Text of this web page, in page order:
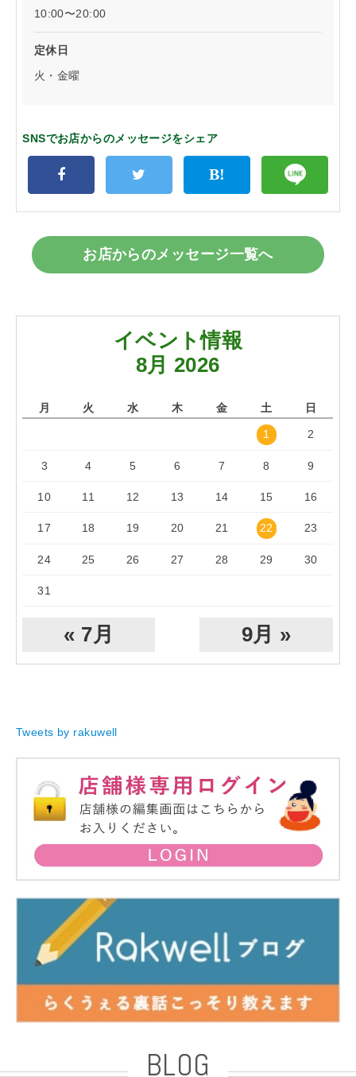
10:00〜20:00
定休日
火・金曜
SNSでお店からのメッセージをシェア
お店からのメッセージ一覧へ
イベント情報
8月 2026
月 火 水 木 金 土 日
1 2
3 4 5 6 7 8 9
10 11 12 13 14 15 16
17 18 19 20 21 22 23
24 25 26 27 28 29 30
31
« 7月 9月 »
Tweets by rakuwell
BLOG